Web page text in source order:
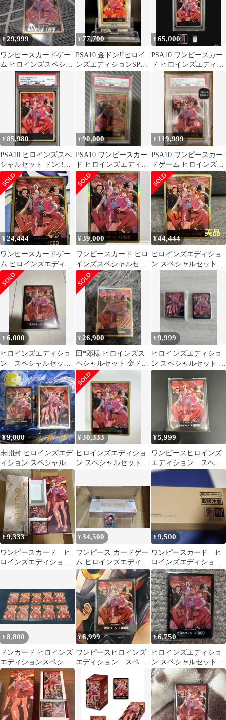
¥29,999
ワンピースカードゲー
ム ヒロインズスペシャ
ルセット 金ドン
¥ 77,700
PSA10 金ドン!!ヒロイ
ンズエディションSPセ
ット ロビンウタナミハ
ンコック
¥65,000
PSA10 ワンピースカー
ド ヒロインズエディシ
ョンスペシャルセット
金ドン
¥85,980
PSA10 ヒロインズスペ
シャルセット ドン!!カ
ード 金枠
¥90,000
PSA10 ワンピースカー
ド ヒロインズエディシ
ョンスペシャルセット
金ドン
¥ 119,999
PSA10 ワンピースカー
ドゲーム ヒロインズス
ペシャルセット 金ド
ン!!カード
¥24,444
ワンピースカードゲー
ム ヒロインズエディシ
ョン 金ドン1枚
¥39,000
ワンピースカード ヒロ
インズスペシャルセッ
ト 金ドン
¥44,444
ヒロインズエディショ
ン スペシャルセット 金
¥6,000
ヒロインズエディショ
ン スペシャルセッ
ト ドンカード未開封
10枚
¥ 26,900
田*郎様 ヒロインズス
ペシャルセット 金ドン
カード ヒロインズエデ
ィション ハン
¥9,999
ヒロインズエディショ
ン スペシャルセット ド
ンカード 10枚 スリ
¥9,000
未開封 ヒロインズエデ
ィション スペシャルセ
ット ドンカード10枚&
スリーブ
¥30,333
ヒロインズエディショ
ン スペシャルセット 金
¥5,999
ワンピースヒロインズ
エディション スペシ
ャルセット ドンカー
ド未開封10枚セット
¥9,333
ワンピースカード ヒ
ロインズエディション
¥34,500
ワンピース カードゲー
ム ヒロインズエディシ
ョンスペシャルセッ
ト おまけ付き
¥9,500
ワンピースカード ヒ
ロインズエディション
スペシャルセット
¥8,800
ドンカード ヒロインズ
エディションスペシャ
ル10枚セット
¥6,999
ワンピースヒロインズ
エディション スペシ
ド未開封10枚セット
¥6,750
ヒロインズエディショ
ン スペシャルセット ド
ンカード 10枚 未開
封